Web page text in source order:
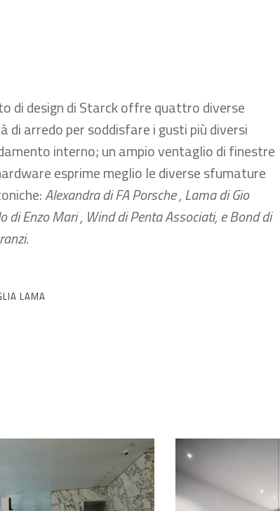
di design di Starck offre quattro diverse
di arredo per soddisfare i gusti più diversi
interno; un ampio ventaglio di finestre
esprime meglio le diverse sfumature
Alexandra di FA Porsche ,Lama di Gio
di Enzo Mari , Wind di Penta Associati, eBond di
LAMA